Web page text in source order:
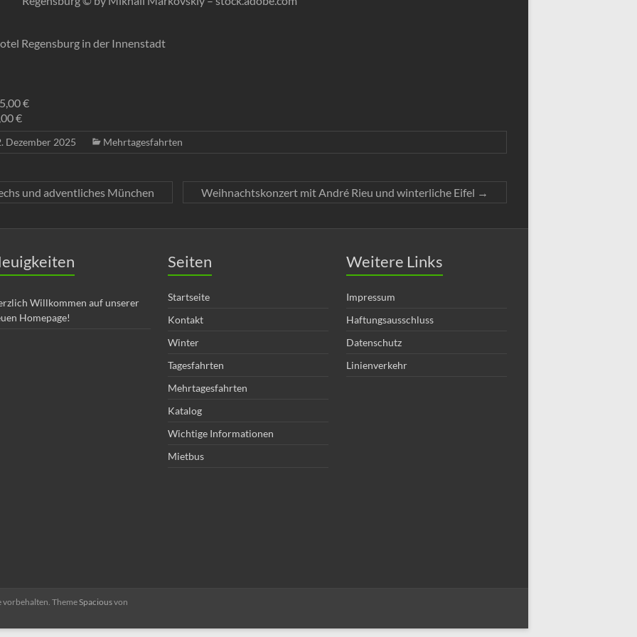
Regensburg in der Innenstadt
€
€
Dezember 2025 Mehrtagesfahrten
und adventliches München Weihnachtskonzert mit André Rieu und winterliche Eifel →
Willkommen auf unserer
Homepage!
Seiten
Startseite
Kontakt
Winter
Tagesfahrten
Mehrtagesfahrten
Katalog
Wichtige Informationen
Mietbus
Weitere Links
Impressum
Haftungsausschluss
Datenschutz
Linienverkehr
vorbehalten. ThemeSpaciousvon